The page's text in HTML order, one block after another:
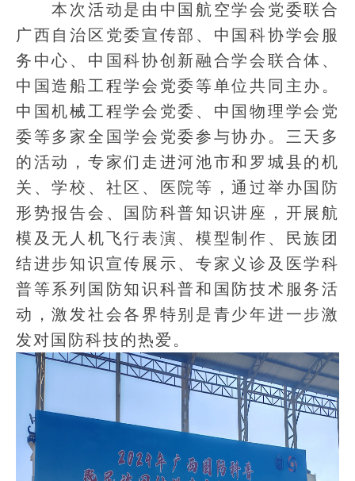
本次活动是由中国航空学会党委联合
广西自治区党委宣传部、中国科协学会服
务中心、中国科协创新融合学会联合体、
中国造船工程学会党委等单位共同主办。
中国机械工程学会党委、中国物理学会党
委等多家全国学会党委参与协办。三天多
的活动，专家们走进河池市和罗城县的机
关、学校、社区、医院等，通过举办国防
形势报告会、国防科普知识讲座，开展航
模及无人机飞行表演、模型制作、民族团
结进步知识宣传展示、专家义诊及医学科
普等系列国防知识科普和国防技术服务活
动，激发社会各界特别是青少年进一步激
发对国防科技的热爱。